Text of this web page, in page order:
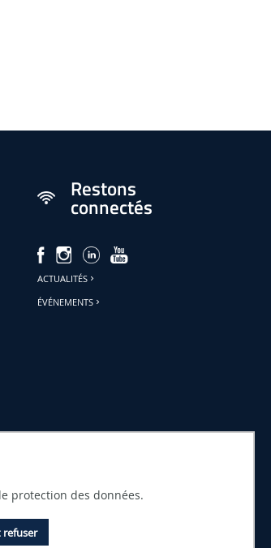
protection des données.
refuser
Restons
connectés
ACTUALITÉS
ÉVÉNEMENTS